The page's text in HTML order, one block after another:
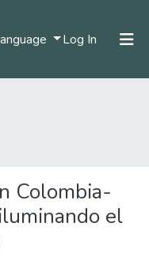
Log In (current)
Statistics
Colombia-
el